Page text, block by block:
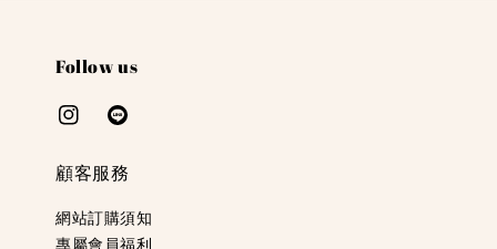
Follow us
顧客服務
網站訂購須知
專屬會員福利